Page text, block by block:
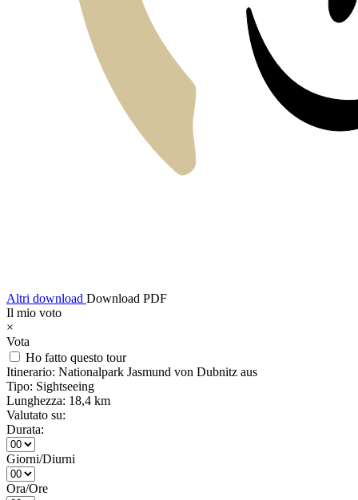
Altri download Download PDF
Il mio voto
×
Vota
Ho fatto questo tour
Itinerario: Nationalpark Jasmund von Dubnitz aus
Tipo: Sightseeing
Lunghezza: 18,4 km
Valutato su:
Durata:
Giorni/Diurni
Ora/Ore